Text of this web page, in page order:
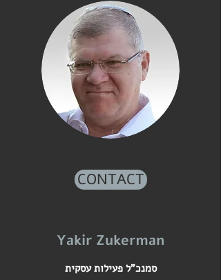
CONTACT
Yakir Zukerman
סמנכ"ל פעילות עסקית